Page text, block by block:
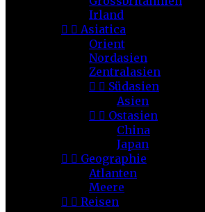
Irland
  Asiatica
Orient
Nordasien
Zentralasien
  Südasien
Asien
  Ostasien
China
Japan
  Geographie
Atlanten
Meere
  Reisen